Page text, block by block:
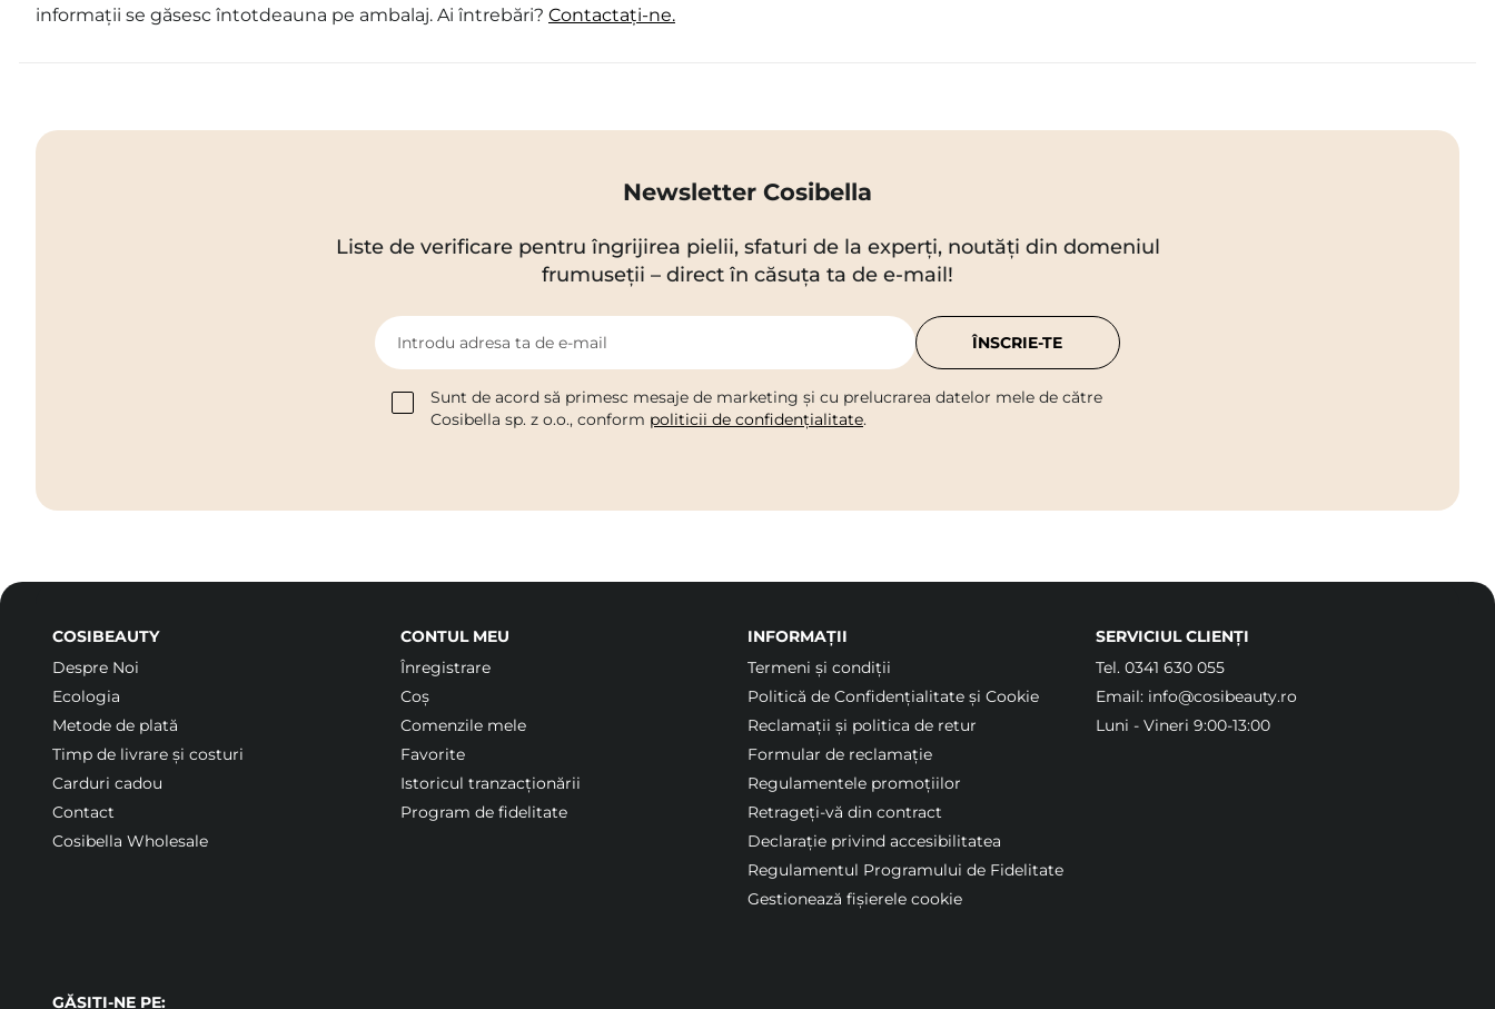
informații se găsesc întotdeauna pe ambalaj. Ai întrebări? Contactați-ne.
Newsletter Cosibella
Liste de verificare pentru îngrijirea pielii, sfaturi de la experți, noutăți din domeniul
frumuseții – direct în căsuța ta de e-mail!
Introdu adresa ta de e-mail
Sunt de acord să primesc mesaje de marketing și cu prelucrarea datelor mele de către
Cosibella sp. z o.o., conform politicii de confidențialitate.
ÎNSCRIE-TE
COSIBEAUTY
Despre Noi
Ecologia
Metode de plată
Timp de livrare și costuri
Carduri cadou
Contact
Cosibella Wholesale
CONTUL MEU
Înregistrare
Coș
Comenzile mele
Favorite
Istoricul tranzacționării
Program de fidelitate
INFORMAȚII
Termeni şi condiții
Politică de Confidențialitate și Cookie
Reclamații și politica de retur
Formular de reclamație
Regulamentele promoțiilor
Retrageți-vă din contract
Declarație privind accesibilitatea
Regulamentul Programului de Fidelitate
Gestionează fișierele cookie
SERVICIUL CLIENȚI
Tel. 0341 630 055
Email: info@cosibeauty.ro
Luni - Vineri 9:00-13:00
GĂSIȚI-NE PE: